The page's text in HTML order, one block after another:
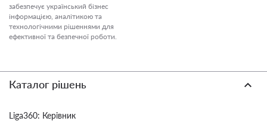
забезпечує український бізнес
інформацією, аналітикою та
технологічними рішеннями для
ефективної та безпечної роботи.
Каталог рішень
Liga360: Керівник